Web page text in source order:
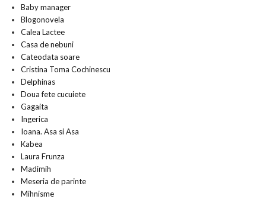
Baby manager
Blogonovela
Calea Lactee
Casa de nebuni
Cateodata soare
Cristina Toma Cochinescu
Delphinas
Doua fete cucuiete
Gagaita
Ingerica
Ioana. Asa si Asa
Kabea
Laura Frunza
Madimih
Meseria de parinte
Mihnisme